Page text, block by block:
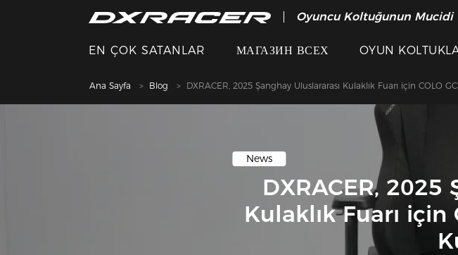
Oyuncu Koltuğunun Mucidi
EN ÇOK SATANLAR МАГАЗИН ВСЕХ OYUN
Ana Sayfa Blog DXRACER, 2025 Şanghay Uluslararası Kulaklık Fuarı için COLO
News
DXRACER, 2025
Kulaklık Fuarı için